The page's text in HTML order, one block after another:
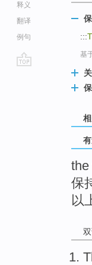
释义
翻译
例句
:::
基
the
保
以